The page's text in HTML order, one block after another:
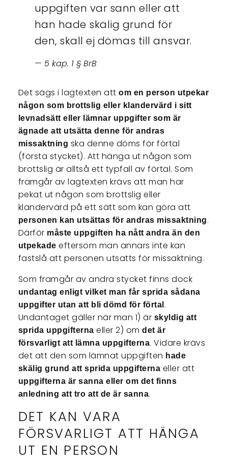
uppgiften var sann eller att
han hade skälig grund för
den, skall ej dömas till ansvar.
5 kap. 1 § BrB
Det sägs i lagtexten attom en person utpekar
någon som brottslig eller klandervärd i sitt
levnadsätt eller lämnar uppgifter som är
ägnade att utsätta denne för andras
missaktning ska denne döms för förtal
(första stycket). Att hänga ut någon som
brottslig är alltså ett typfall av förtal. Som
framgår av lagtexten krävs att man har
pekat ut någon som brottslig eller
klandervärd på ett sätt som kan göra att
personen kan utsättas för andras missaktning.
Därför måste uppgiften ha nått andra än den
utpekade eftersom man annars inte kan
fastslå att personen utsatts för missaktning.
Som framgår av andra stycket finns dock
undantag enligt vilket man får sprida sådana
uppgifter utan att bli dömd för förtal .
Undantaget gäller när man 1) är skyldig att
sprida uppgifternaeller 2) omdet är
försvarligt att lämna uppgifterna. Vidare krävs
det att den som lämnat uppgiften hade
skälig grund att sprida uppgifterna eller att
uppgifterna är sanna eller om det finns
anledning att tro att de är sanna.
DET KAN VARA
FÖRSVARLIGT ATT HÄNGA
UT EN PERSON